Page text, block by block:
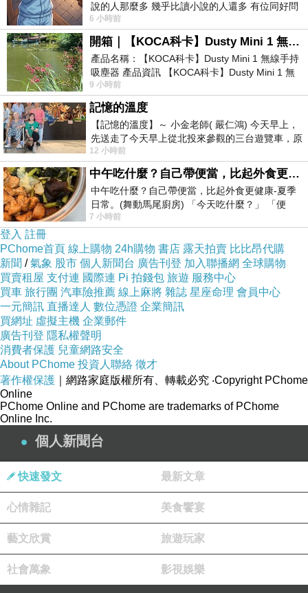
幕出現：
「請您上前，進行一場屬於彼此的道別。」
• 觀眾起身、排隊、依序進行致意，節奏緩
慢、有如排練好的走位
每人可以選擇：
上香（象徵性一炷）或放置花
投遞一張小卡片（寫給我的話）
⸻
📿 第三幕：誦經儀式《光的送行》
• 當最後一人完成致意後，場燈漸暗
• 法螺聲響起，穿透空氣，引領進入靜心段落
• 舞台側邊法師或指定人員開始誦經
平靜淡淡的像是環繞耳邊一般
• 無誇張鼓鐘，只保留清誦與引磬
• 可加焚香與小供桌，與舞台融為一體
• 誦經接近尾聲，燈光全面暗下
舞台正中投影：
📽️ 最終畫面提案
立牌與花靜置、觀眾席空了、8mm畫質的光粒子
還在閃
字幕淡入：
謝謝你們陪我走過這場夢。
人〈唯一〉的後段器樂
🔥 最終幕：出山・送行・焚化
說的人那麼多 幾乎比讀小說的人還多 有位同好問
了一個問題 她說為什麼高中文學獎的
6 小時前
開箱｜【KOCA科卡】Dusty Mini 1 無線手持吸塵器
產品名稱：【KOCA科卡】Dusty Mini 1 無線手持
吸塵器 產品資訊 【KOCA科卡】Dusty Mini 1 無
線手持吸塵器評語： 能吸、能吹兼具兩
9 小時前
記憶的溫度
【記憶的溫度】～ 小金老師( 嚴仁鴻) 今天早上，
先送走了今天早上從北投來參觀的三台遊覽車，原
以為展場已經差不多要安靜下來，卻發
12 小時前
中午吃什麼？自己帶便當，比起外食更健康-夏季日常。(舞動馬尾廚房)
中午吃什麼？自己帶便當，比起外食更健康-夏季
日常。(舞動馬尾廚房) 「今天吃什麼？」 「便
當？麵？還是炒飯？」 每天都在選擇
7 小時前
登入 註冊
PChome首頁 線上購物 24h購物 書店 露天拍賣 比比昂代購
新聞 /氣象 股市 個人新聞台 廣告刊登 加入聯播網 全球購物
買賣租屋 支付連 國際連 Pi 拍錢包 旅遊 服務中心
買車 旅行團 汽車險推薦 線上麻將 雜誌 星座命理 會員中心
一元簡訊 直播達人 數位憑證 企業簡訊
買網址 虛擬主機 企業郵件
廣告刊登 隱私權聲明
消費者保護 兒童網路安全
About PChome 投資人聯絡 徵才
著作權保護 ｜網路家庭版權所有、轉載必究 ‧Copyright PChome
Online
PChome Online and PChome are trademarks of PChome
Online Inc.
個人新聞台
快速發文 最新文章
心情雜記 美食饗宴
藝文欣賞 旅遊玩家
社會萬象 影視娛樂